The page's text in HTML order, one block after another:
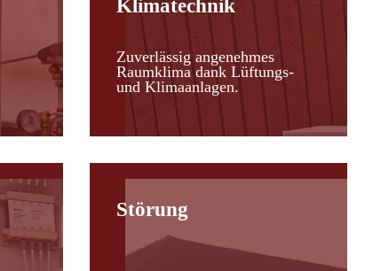
Klimatechnik
Zuverlässig angenehmes
Raumklima dank Lüftungs-
und Klimaanlagen.
Störung